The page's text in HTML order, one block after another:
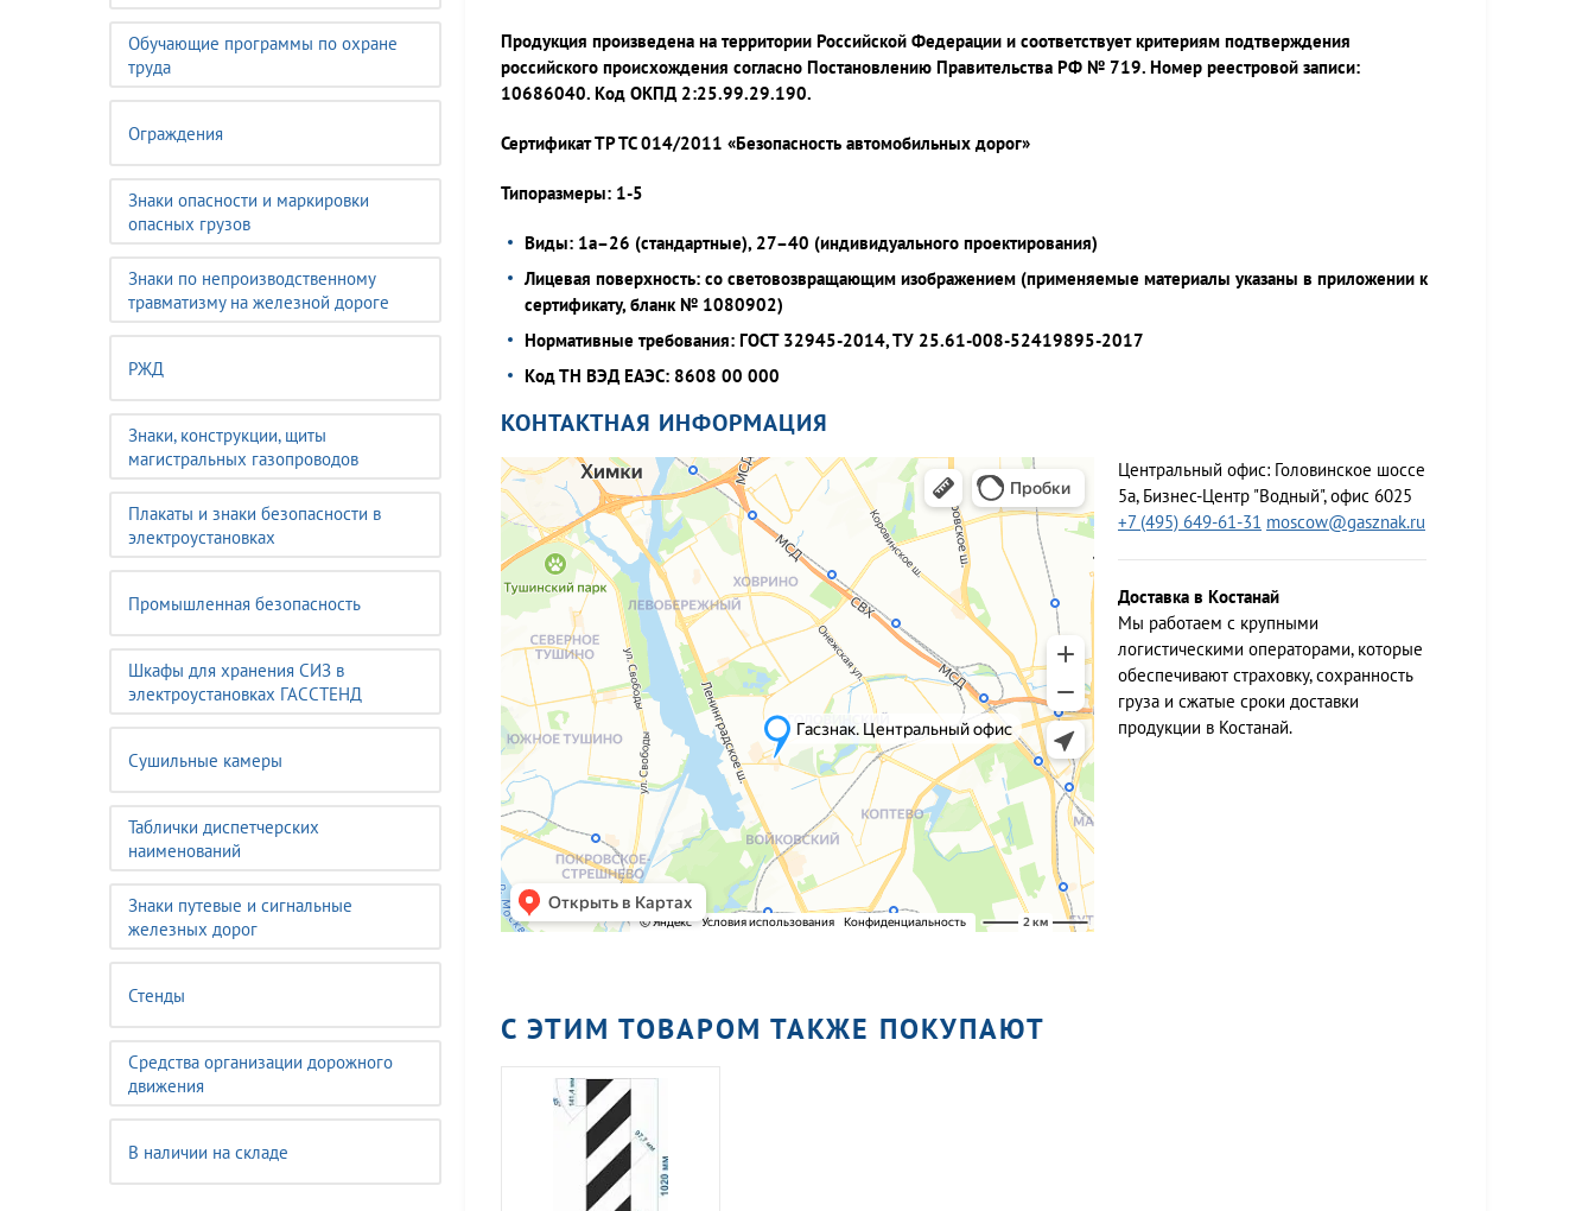
Обучающие программы по охране
труда
Ограждения
Знаки опасности и маркировки
опасных грузов
Знаки по непроизводственному
травматизму на железной дороге
РЖД
Знаки, конструкции, щиты
магистральных газопроводов
Плакаты и знаки безопасности в
электроустановках
Промышленная безопасность
Шкафы для хранения СИЗ в
электроустановках ГАССТЕНД
Сушильные камеры
Таблички диспетчерских
наименований
Знаки путевые и сигнальные
железных дорог
Стенды
Средства организации дорожного
движения
В наличии на складе
Продукция произведена на территории Российской Федерации и соответствует критериям подтверждения
российского происхождения согласно Постановлению Правительства РФ № 719. Номер реестровой записи:
10686040. Код ОКПД 2:25.99.29.190.
Сертификат ТР ТС 014/2011 «Безопасность автомобильных дорог»
Типоразмеры: 1-5
Виды: 1а–26 (стандартные), 27–40 (индивидуального проектирования)
Лицевая поверхность: со световозвращающим изображением (применяемые материалы указаны в приложении к
сертификату, бланк № 1080902)
Нормативные требования: ГОСТ 32945-2014, ТУ 25.61-008-52419895-2017
Код ТН ВЭД ЕАЭС: 8608 00 000
КОНТАКТНАЯ ИНФОРМАЦИЯ
Центральный офис: Головинское шоссе
5а, Бизнес-Центр "Водный", офис 6025
+7 (495) 649-61-31 moscow@gasznak.ru
Доставка в Костанай
Мы работаем c крупными
логистическими операторами, которые
обеспечивают страховку, сохранность
груза и сжатые сроки доставки
продукции в Костанай.
С ЭТИМ ТОВАРОМ ТАКЖЕ ПОКУПАЮТ